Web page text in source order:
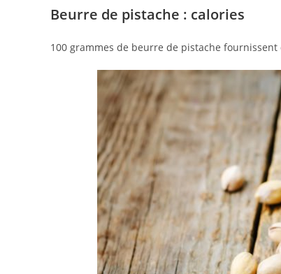
Beurre de pistache : calories
100 grammes de beurre de pistache fournissent